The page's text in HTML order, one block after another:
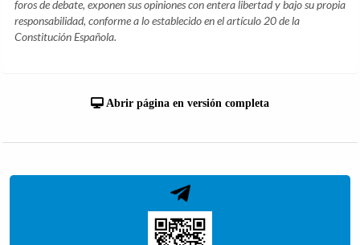
foros de debate, exponen sus opiniones con entera libertad y bajo su propia
responsabilidad, conforme a lo establecido en el artículo 20 de la
Constitución Española.
Abrir página en versión completa